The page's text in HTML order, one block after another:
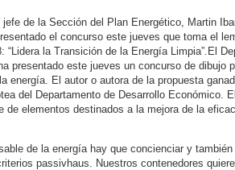
de la Sección del Plan Energético, Martin
el concurso este jueves que toma el
la Transición de la Energía Limpia”. El
presentado este jueves un concurso de dibujo
energía. El autor o autora de la propuesta
del Departamento de Desarrollo Económico.
de elementos destinados a la mejora de la
de la energía hay que concienciar y
passivhaus. Nuestros contenedores